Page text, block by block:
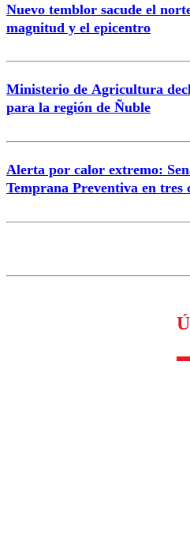
Nuevo temblor sacude el
magnitud y el epicentro
Ministerio de Agricultura
para la región de Ñuble
Alerta por calor extremo:
Temprana Preventiva en tres